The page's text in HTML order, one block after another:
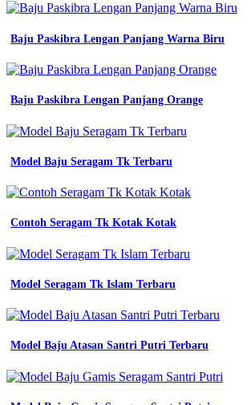
baju
guru
15
baju
seragam
tk
medan
inspirasi
anda
model
untuk
tk
top
Batik
Smp
3
Pati
baju
Baju Paskibra Lengan Panjang Warna Biru
Baju Paskibra Lengan Panjang Orange
Model Baju Seragam Tk Terbaru
Contoh Seragam Tk Kotak Kotak
Model Seragam Tk Islam Terbaru
Model Baju Atasan Santri Putri Terbaru